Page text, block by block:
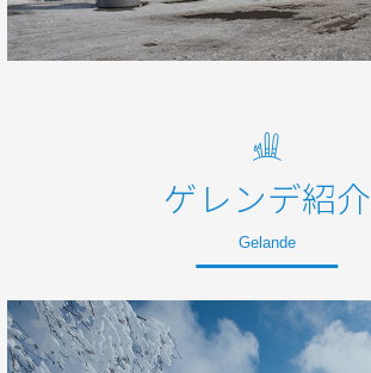
ゲレンデ紹介
Gelande